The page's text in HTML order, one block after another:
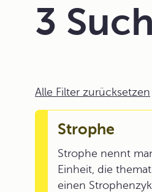
3
Alle Filter zurücksetzen
Strophe
Strophe nennt
Einheit, die
einen